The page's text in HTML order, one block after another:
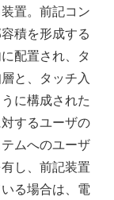
置。前記コン
積を形成する
配置され、タ
と、タッチ入
に構成された
するユーザの
ムへのユーザ
し、前記装置
る場合は、電